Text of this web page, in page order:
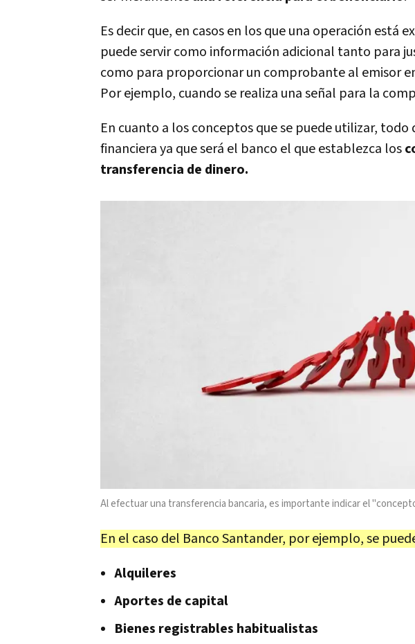
Es decir que, en casos en los que una operación está
puede servir como información adicional tanto para
como para proporcionar un comprobante al emisor
Por ejemplo, cuando se realiza una señal para la
En cuanto a los conceptos que se puede utilizar,
financiera ya que será el banco el que establezca los
transferencia de dinero.
Al efectuar una transferencia bancaria, es importante indicar el
En el caso del Banco Santander, por ejemplo, se
Alquileres
Aportes de capital
Bienes registrables habitualistas